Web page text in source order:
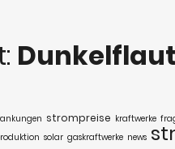
strompreise kraftwerke
solar gaskraftwerke news